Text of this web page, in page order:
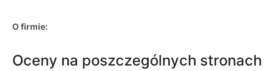
O firmie:
Oceny na poszczególnych stronach